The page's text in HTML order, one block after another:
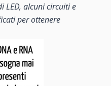
LED, alcuni circuiti e
per ottenere